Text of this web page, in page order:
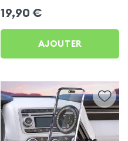
Carbone pour Google
Pixel 6a
19,90 €
AJOUTER